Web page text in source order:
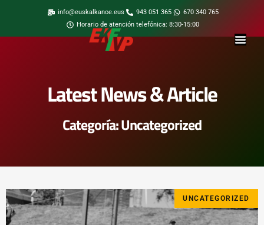
info@euskalkanoe.eus 943 051 365
670 340 765
Horario de atención telefónica: 8:30-15:00
Latest News & Article
Categoría: Uncategorized
UNCATEGORIZED